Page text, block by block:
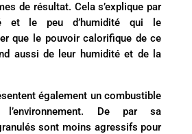
de résultat. Cela s’explique par
et le peu d’humidité qui le
que le pouvoir calorifique de ce
aussi de leur humidité et de la
également un combustible
l’environnement. De par sa
sont moins agressifs pour